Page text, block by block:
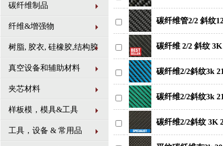
碳纤维制品
纤维&增强物
树脂, 胶衣, 硅橡胶,结构胶
真空设备和辅助材料
夹芯材料
样板模，模具&工具
工具，设备 & 常用品
碳纤维管2/2 斜纹
碳纤维 2/2 斜纹
碳纤维2/2斜纹3k
碳纤维2/2斜纹3k
碳纤维2/2斜纹 3K